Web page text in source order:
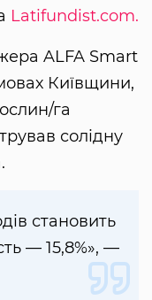
Latifundist.com.
ALFA Smart
Київщини,
га
солідну
становить
— 15,8%», —